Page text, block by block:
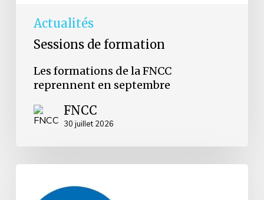
Actualités
Sessions de formation
Les formations de la FNCC
reprennent en septembre
FNCC
30 juillet 2026